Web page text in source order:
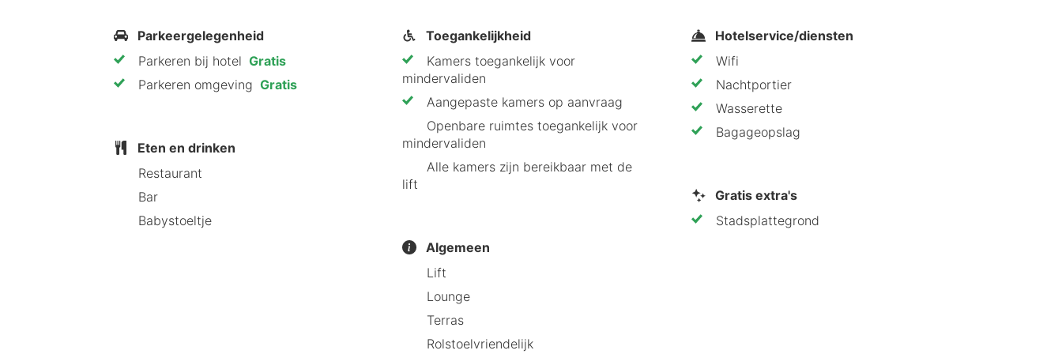
Waarom onze HotelSpecialist Campanile Brussels Vilvoorde aanraadt
Campanile Brussels Vilvoorde is ideaal voor zowel een romantisch als een cultureel verblijf. De nabijheid van Brussel maakt het
perfect voor stadsverkenningen. Boek nu en ontdek het comfort en de gastvrijheid die ons hotel te bieden heeft!
Parkeergelegenheid
Parkeren bij hotel Gratis
Parkeren omgeving Gratis
Eten en drinken
Restaurant
Bar
Babystoeltje
Toegankelijkheid
mindervaliden
Aangepaste kamers op aanvraag
mindervaliden
lift
Algemeen
Lift
Lounge
Terras
Rolstoelvriendelijk
Hotelservice/diensten
Wifi
Nachtportier
Wasserette
Bagageopslag
Gratis extra's
Stadsplattegrond